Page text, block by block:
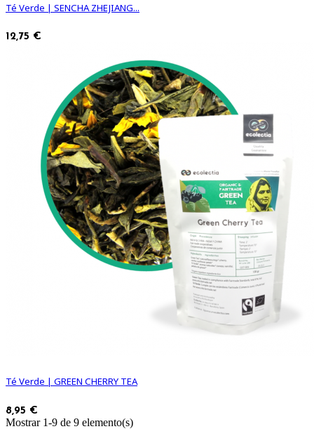
Té Verde | SENCHA ZHEJIANG...
12,75 €
Té Verde | GREEN CHERRY TEA
8,95 €
Mostrar 1-9 de 9 elemento(s)